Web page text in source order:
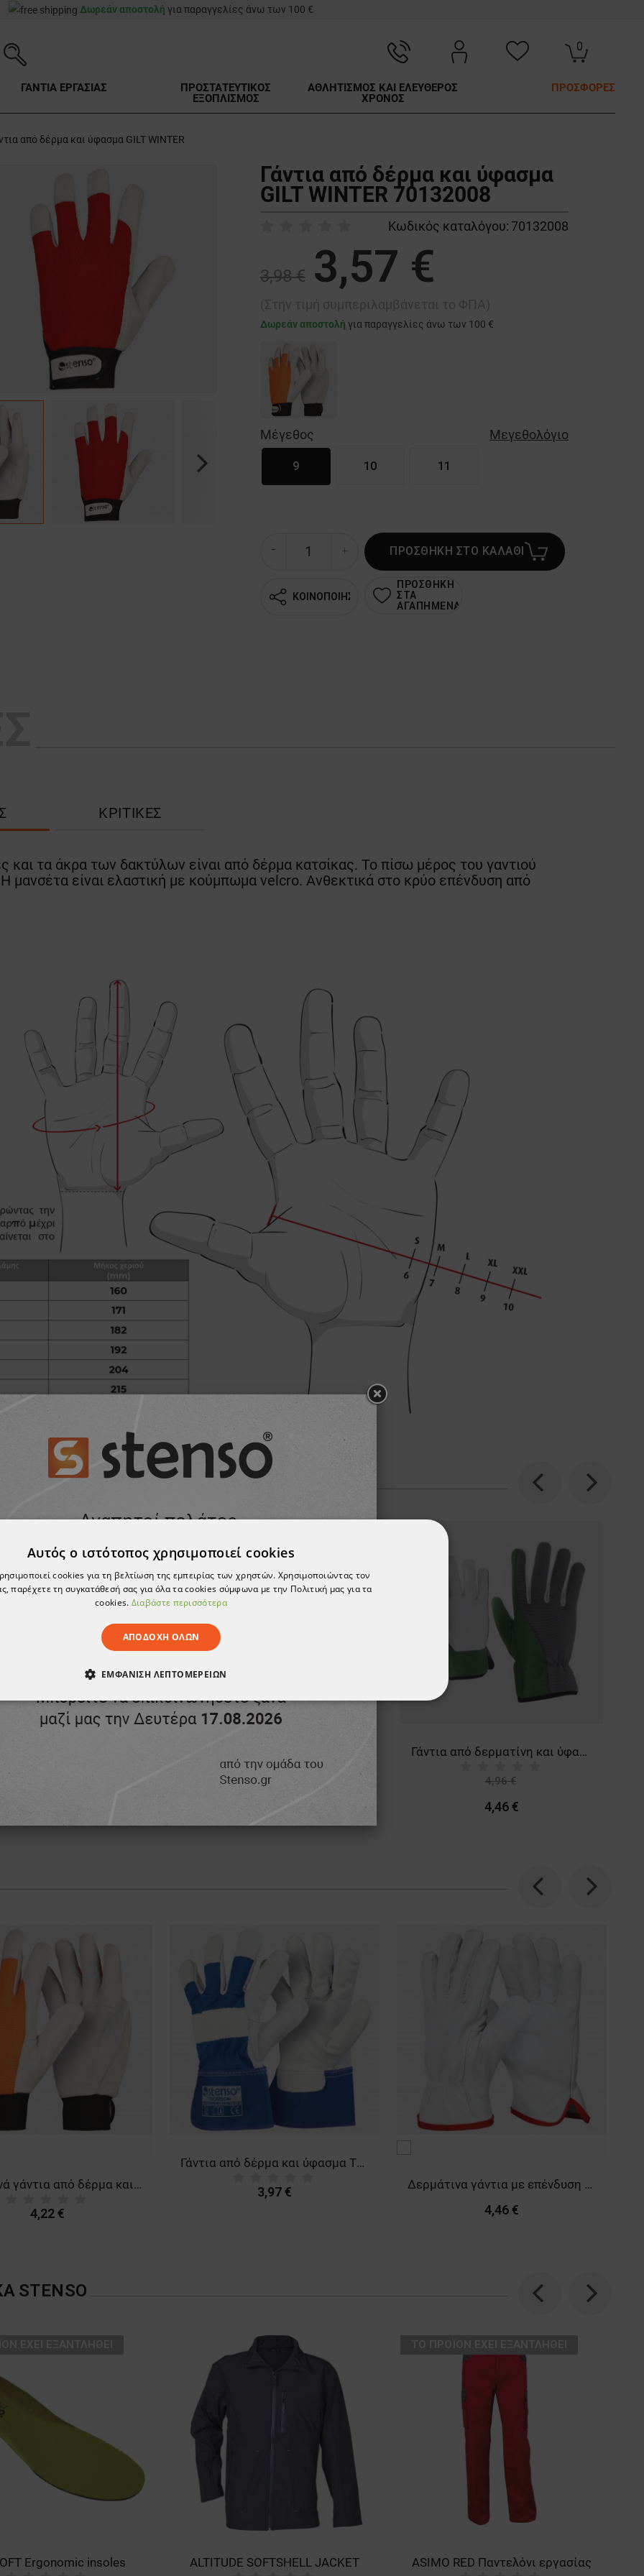
Δωρεάν αποστολή για παραγγελίες άνω των 100 €
0
ΓΑΝΤΙΑ ΕΡΓΑΣΙΑΣ
ΠΡΟΣΤΑΤΕΥΤΙΚΟΣ
ΕΞΟΠΛΙΣΜΟΣ
ΑΘΛΗΤΙΣΜΟΣ ΚΑΙ ΕΛΕΥΘΕΡΟΣ
ΧΡΟΝΟΣ
ΠΡΟΣΦΟΡΕΣ
από δέρμα και ύφασμα GILT WINTER
Next
Γάντια από δέρμα και ύφασμα
GILT WINTER 70132008
Κωδικός καταλόγου: 70132008
3,98 € 3,57 €
Δωρεάν αποστολή για παραγγελίες άνω των 100 €
Μέγεθος Μεγεθολόγιο
9 10 11
ΠΡΟΣΘΗΚΗ ΣΤΟ ΚΑΛΑΘΙ
ΚΟΙΝΟΠΟΙΗΣΗ
ΠΡΟΣΘΗΚΗ
ΣΤΑ
ΑΓΑΠΗΜΕΝΑ
ΚΡΙΤΙΚΈΣ
και τα άκρα των δακτύλων είναι από δέρμα κατσίκας. Το πίσω μέρος του γαντιού
μανσέτα είναι ελαστική με κούμπωμα velcro. Ανθεκτικά στο κρύο επένδυση από
ΑΓΌΡΑΣΑΝ ΕΠΊΣΗΣ:
Previous
3,10 €
Γάντια από δερματίνη και ύφασμα IORA 2.0
4,96 €
4,46 €
Next
Previous
Χειμερινά γάντια από δέρμα και ύφασμα GILT WINTER HV
4,22 €
Γάντια από δέρμα και ύφασμα THOMSON
3,97 € Δερμάτινα γάντια με επένδυση VANGA WINTER
4,46 €
Next
STENSO
Previous
Ergonomic insoles ALTITUDE SOFTSHELL JACKET ASIMO RED Παντελόνι εργασίας
Next
Αυτός ο ιστότοπος χρησιμοποιεί cookies
cookies για τη βελτίωση της εμπειρίας των χρηστών. Χρησιμοποιώντας τον
παρέχετε τη συγκατάθεσή σας για όλα τα cookies σύμφωνα με την Πολιτική μας για τα
cookies. Διαβάστε περισσότερα
ΑΠΟΔΟΧΉ ΌΛΩΝ
ΕΜΦΆΝΙΣΗ ΛΕΠΤΟΜΕΡΕΙΏΝ
ΑΠΌΔΟΣΗΣ ΣΤΌΧΕΥΣΗΣ ΛΕΙΤΟΥΡΓΙΚΌΤΗΤΑΣ